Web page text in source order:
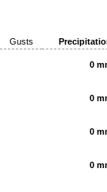
Gusts
0
0
0
0